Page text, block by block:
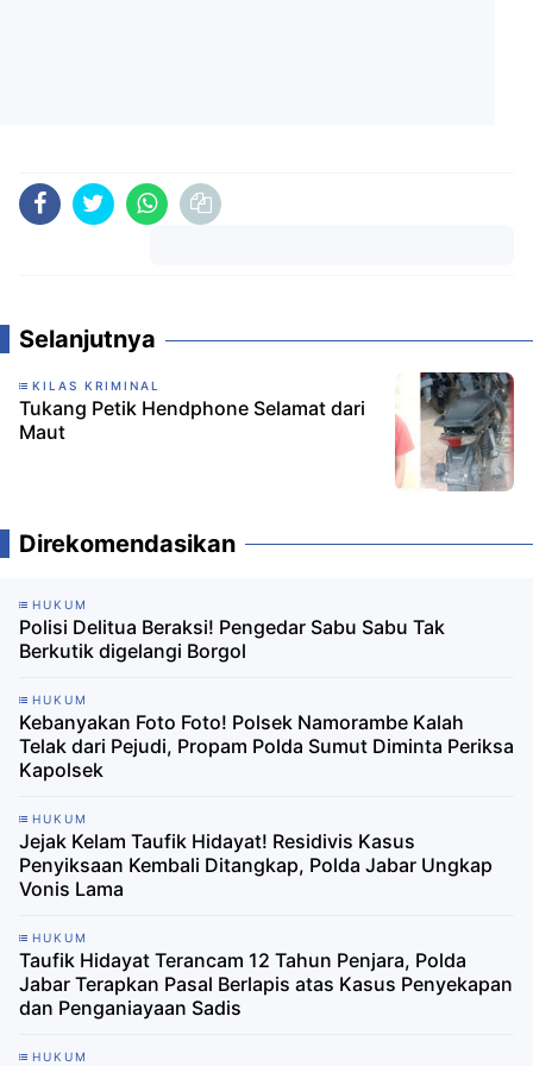
Selanjutnya
KILAS KRIMINAL
Tukang Petik Hendphone Selamat dari
Maut
Direkomendasikan
HUKUM
Polisi Delitua Beraksi! Pengedar Sabu Sabu Tak
Berkutik digelangi Borgol
HUKUM
Kebanyakan Foto Foto! Polsek Namorambe Kalah
Telak dari Pejudi, Propam Polda Sumut Diminta Periksa
Kapolsek
HUKUM
Jejak Kelam Taufik Hidayat! Residivis Kasus
Penyiksaan Kembali Ditangkap, Polda Jabar Ungkap
Vonis Lama
HUKUM
Taufik Hidayat Terancam 12 Tahun Penjara, Polda
Jabar Terapkan Pasal Berlapis atas Kasus Penyekapan
dan Penganiayaan Sadis
HUKUM